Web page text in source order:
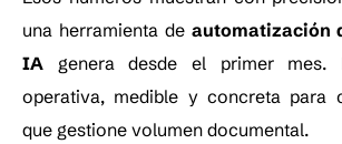
una herramienta de automatización
IA genera desde el primer mes.
operativa, medible y concreta para
que gestione volumen documental.